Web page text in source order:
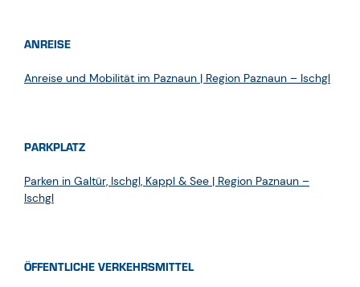
ANREISE
Anreise und Mobilität im Paznaun | Region Paznaun – Ischgl
PARKPLATZ
Parken in Galtür, Ischgl, Kappl & See | Region Paznaun –
Ischgl
ÖFFENTLICHE VERKEHRSMITTEL